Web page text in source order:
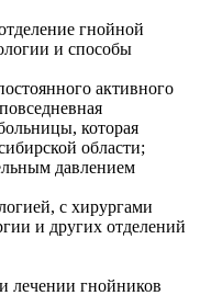
гнойной
и способы
активного
которая
области;
давлением
с хирургами
и других отделений
лечении гнойников